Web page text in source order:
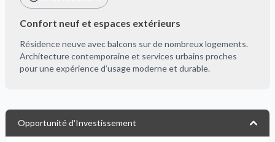
Confort neuf et espaces extérieurs
Résidence neuve avec balcons sur de nombreux logements.
Architecture contemporaine et services urbains proches
pour une expérience d’usage moderne et durable.
Opportunité d'Investissement